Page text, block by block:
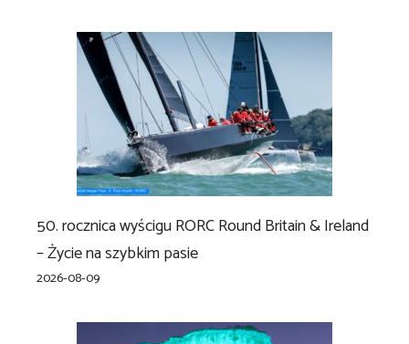
50. rocznica wyścigu RORC Round Britain & Ireland
– Życie na szybkim pasie
2026-08-09